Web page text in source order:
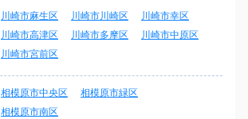
川崎市麻生区 川崎市川崎区
川崎市幸区
川崎市高津区
川崎市多摩区
川崎市中原区
川崎市宮前区
相模原市中央区
相模原市緑区
相模原市南区